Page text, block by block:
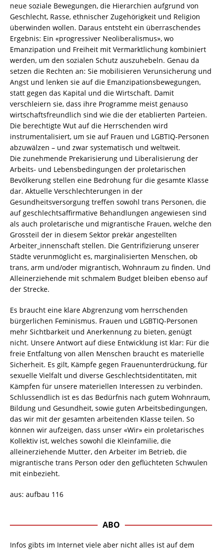
neue soziale Bewegungen, die Hierarchien aufgrund von
Geschlecht, Rasse, ethnischer Zugehörigkeit und Religion
überwinden wollen. Daraus entsteht ein überraschendes
Ergebnis: Ein «progressiver Neoliberalismus», wo
Emanzipation und Freiheit mit Vermarktlichung kombiniert
werden, um den sozialen Schutz auszuhebeln. Genau da
setzen die Rechten an: Sie mobilisieren Verunsicherung und
Angst und lenken sie auf die Emanzipationsbewegungen,
statt gegen das Kapital und die Wirtschaft. Damit
verschleiern sie, dass ihre Programme meist genauso
wirtschaftsfreundlich sind wie die der etablierten Parteien.
Die berechtigte Wut auf die Herrschenden wird
instrumentalisiert, um sie auf Frauen und LGBTIQ-Personen
abzuwälzen – und zwar systematisch und weltweit.
Die zunehmende Prekarisierung und Liberalisierung der
Arbeits- und Lebensbedingungen der proletarischen
Bevölkerung stellen eine Bedrohung für die gesamte Klasse
dar. Aktuelle Verschlechterungen in der
Gesundheitsversorgung treffen sowohl trans Personen, die
auf geschlechtsaffirmative Behandlungen angewiesen sind
als auch proletarische und migrantische Frauen, welche den
Grossteil der in diesem Sektor prekär angestellten
Arbeiter_innenschaft stellen. Die Gentrifizierung unserer
Städte verunmöglicht es, marginalisierten Menschen, ob
trans, arm und/oder migrantisch, Wohnraum zu finden. Und
Alleinerziehende mit schmalem Budget bleiben ebenso auf
der Strecke.
Es braucht eine klare Abgrenzung vom herrschenden
bürgerlichen Feminismus. Frauen und LGBTIQ-Personen
mehr Sichtbarkeit und Anerkennung zu bieten, genügt
nicht. Unsere Antwort auf diese Entwicklung ist klar: Für die
freie Entfaltung von allen Menschen braucht es materielle
Sicherheit. Es gilt, Kämpfe gegen Frauenunterdrückung, für
sexuelle Vielfalt und diverse Geschlechtsidentitäten, mit
Kämpfen für unsere materiellen Interessen zu verbinden.
Schlussendlich ist es das Bedürfnis nach gutem Wohnraum,
Bildung und Gesundheit, sowie guten Arbeitsbedingungen,
das wir mit der gesamten arbeitenden Klasse teilen. So
können wir aufzeigen, dass unser «Wir» ein proletarisches
Kollektiv ist, welches sowohl die Kleinfamilie, die
alleinerziehende Mutter, den Arbeiter im Betrieb, die
migrantische trans Person oder den geflüchteten Schwulen
mit einbezieht.
aus: aufbau 116
ABO
Infos gibts im Internet viele aber nicht alles ist auf dem